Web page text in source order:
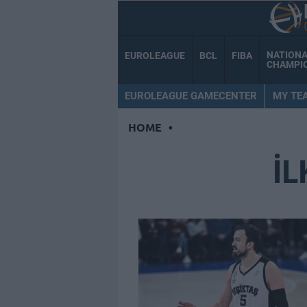
EUROLEAGUE BCL FIBA
EUROLEAGUE GAMECENTER MY
HOME •